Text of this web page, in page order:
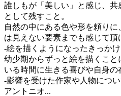
誰しもが「美しい」と感じ、
として残すこと。
自然の中にある色や形を頼り
は見えない要素までも感じて頂
-絵を描くようになったきっか
幼少期からずっと絵を描くこ
いる時間に生きる喜びや自身の
-影響を受けた作家や人物につ
アントニオ...